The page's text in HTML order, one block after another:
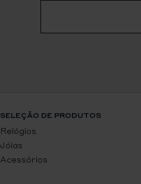
SELEÇÃO DE PRODUTOS
Relógios
Jóias
Acessórios